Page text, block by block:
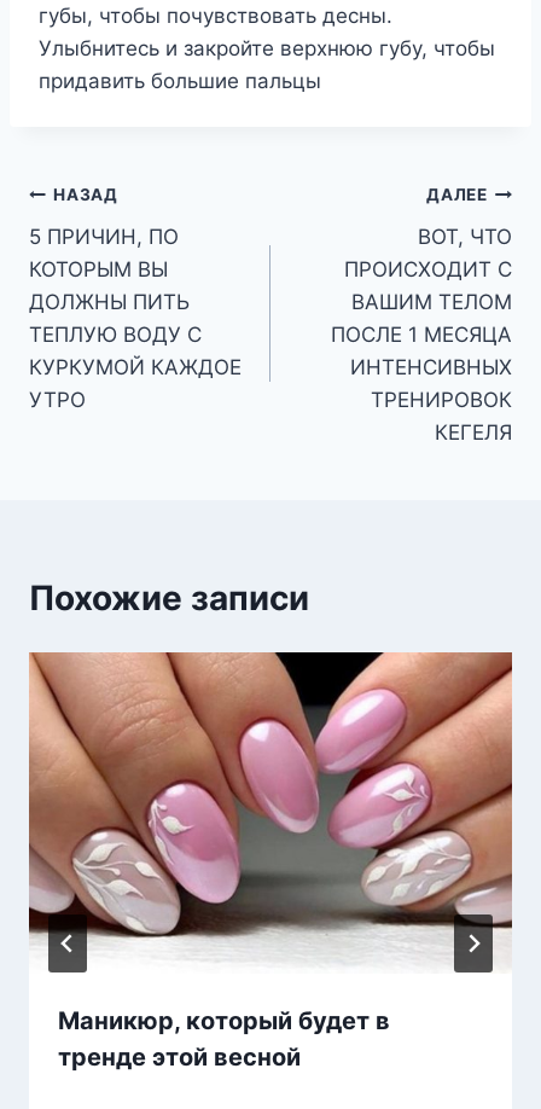
губы, чтобы почувствовать десны.
Улыбнитесь и закройте верхнюю губу, чтобы
придавить большие пальцы
Навигация
по
записям
НАЗАД
5 ПРИЧИН, ПО
КОТОРЫМ ВЫ
ДОЛЖНЫ ПИТЬ
ТЕПЛУЮ ВОДУ С
КУРКУМОЙ КАЖДОЕ
УТРО
ДАЛЕЕ
ВОТ, ЧТО
ПРОИСХОДИТ С
ВАШИМ ТЕЛОМ
ПОСЛЕ 1 МЕСЯЦА
ИНТЕНСИВНЫХ
ТРЕНИРОВОК
КЕГЕЛЯ
Похожие записи
Маникюр, который будет в
тренде этой весной